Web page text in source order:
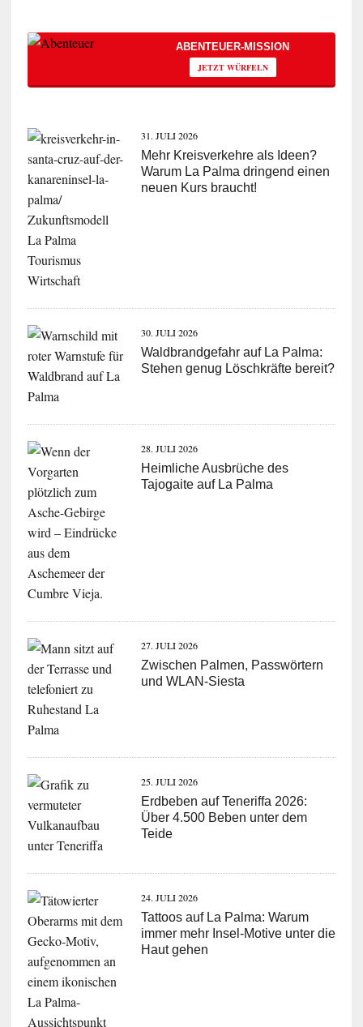
ABENTEUER-MISSION
JETZT WÜRFELN
31. JULI 2026
Mehr Kreisverkehre als Ideen?
Warum La Palma dringend einen
neuen Kurs braucht!
30. JULI 2026
Waldbrandgefahr auf La Palma:
Stehen genug Löschkräfte bereit?
28. JULI 2026
Heimliche Ausbrüche des
Tajogaite auf La Palma
27. JULI 2026
Zwischen Palmen, Passwörtern
und WLAN-Siesta
25. JULI 2026
Erdbeben auf Teneriffa 2026:
Über 4.500 Beben unter dem
Teide
24. JULI 2026
Tattoos auf La Palma: Warum
immer mehr Insel-Motive unter die
Haut gehen